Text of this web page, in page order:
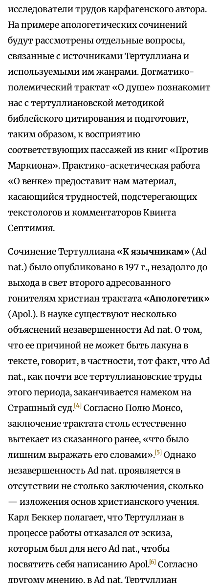
исследователи трудов карфагенского автора.
На примере апологетических сочинений
будут рассмотрены отдельные вопросы,
связанные с источниками Тертуллиана и
используемыми им жанрами. Догматико-
полемический трактат «О душе» познакомит
нас с тертуллиановской методикой
библейского цитирования и подготовит,
таким образом, к восприятию
соответствующих пассажей из книг «Против
Маркиона». Практико-аскетическая работа
«О венке» предоставит нам материал,
касающийся трудностей, подстерегающих
текстологов и комментаторов Квинта
Септимия.
Сочинение Тертуллиана «К язычникам» (Ad
nat.) было опубликовано в 197 г., незадолго до
выхода в свет второго адресованного
гонителям христиан трактата «Апологетик»
(Apol.). В науке существуют несколько
объяснений незавершенности Ad nat. О том,
что ее причиной не может быть лакуна в
тексте, говорит, в частности, тот факт, что Ad
nat., как почти все тертуллиановские труды
этого периода, заканчивается намеком на
Страшный суд.[4] Согласно Полю Монсо,
заключение трактата столь естественно
вытекает из сказанного ранее, «что было
лишним выражать его словами».[5] Однако
незавершенность Ad nat. проявляется в
отсутствии не столько заключения, сколько
— изложения основ христианского учения.
Карл Беккер полагает, что Тертуллиан в
процессе работы отказался от эскиза,
которым был для него Ad nat., чтобы
посвятить себя написанию Apol.[6] Согласно
другому мнению, в Ad nat. Тертуллиан